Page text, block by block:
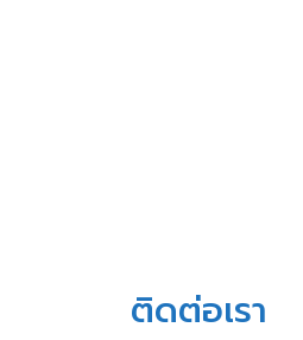
ติดต่อเรา